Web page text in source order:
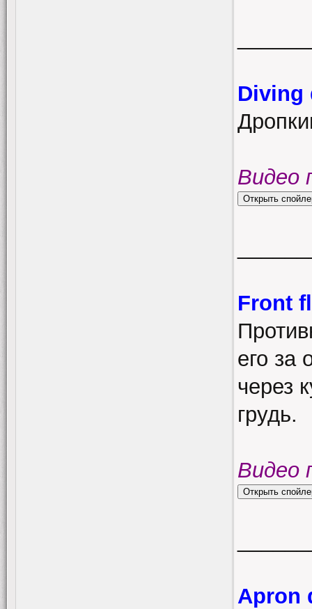
Видео
Front
его за
через
грудь.
Видео
Apron